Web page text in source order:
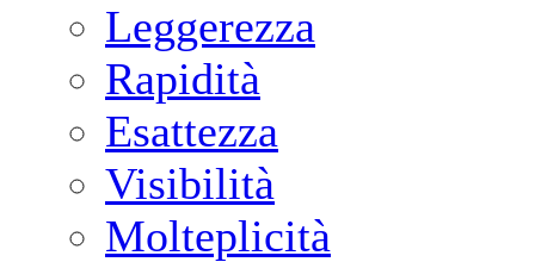
Leggerezza
Rapidità
Esattezza
Visibilità
Molteplicità